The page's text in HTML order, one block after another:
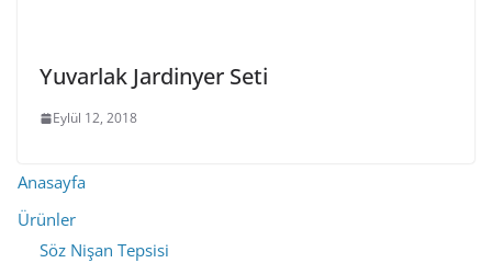
Yuvarlak Jardinyer Seti
Eylül 12, 2018
Anasayfa
Ürünler
Söz Nişan Tepsisi